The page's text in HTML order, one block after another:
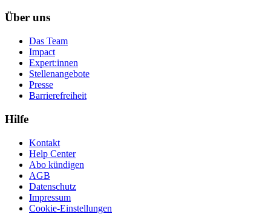
Über uns
Das Team
Impact
Expert:innen
Stellenangebote
Presse
Barrierefreiheit
Hilfe
Kontakt
Help Center
Abo kündigen
AGB
Datenschutz
Impressum
Cookie-Einstellungen